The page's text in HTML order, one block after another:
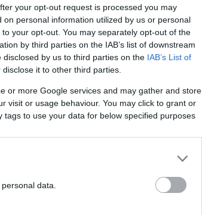
your opt-out request is processed you may
personal information utilized by us or personal
your opt-out. You may separately opt-out of the
by third parties on the IAB’s list of downstream
by us to third parties on the IAB’s List of
it to other third parties.
or more Google services and may gather and store
visit or usage behaviour. You may click to grant or
to use your data for below specified purposes
data.
για την ψυχική υγεία των παιδιών